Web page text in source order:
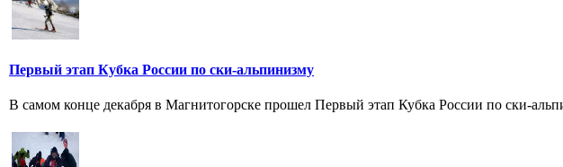
Первый этап Кубка России по ски-альпинизму
В самом конце декабря в Магнитогорске прошел Первый этап Кубка России по ски-